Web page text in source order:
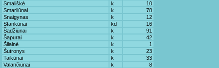
Smališkė
k
10
Smarliūnai
k
78
Snaigynas
k
12
Stankūnai
kd
16
Šadžiūnai
k
91
Šapurai
k
42
Šilainė
k
1
Šutronys
k
23
Taikūnai
k
33
Valančiūnai
k
8